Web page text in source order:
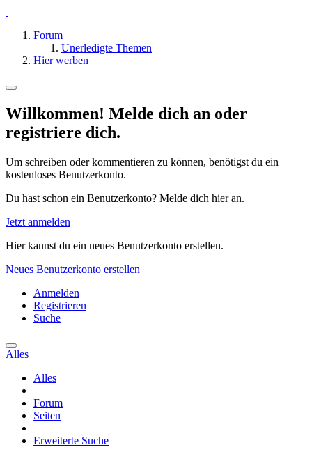
Forum
Unerledigte Themen
Hier werben
Willkommen! Melde dich an oder
registriere dich.
Um schreiben oder kommentieren zu können, benötigst du ein
kostenloses Benutzerkonto.
Du hast schon ein Benutzerkonto? Melde dich hier an.
Jetzt anmelden
Hier kannst du ein neues Benutzerkonto erstellen.
Neues Benutzerkonto erstellen
Anmelden
Registrieren
Suche
Alles
Alles
Forum
Seiten
Erweiterte Suche